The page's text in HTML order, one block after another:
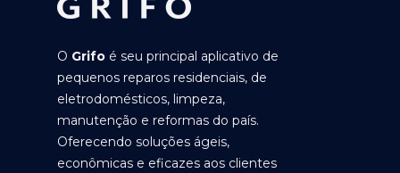
O Grifo é seu principal aplicativo de
pequenos reparos residenciais, de
eletrodomésticos, limpeza,
manutenção e reformas do país.
Oferecendo soluções ágeis,
econômicas e eficazes aos clientes